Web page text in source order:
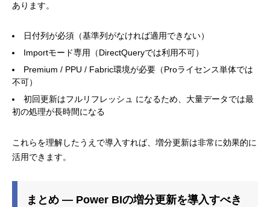
あります。
日付列が必須（基準列がなければ適用できない）
Importモード専用（DirectQueryでは利用不可）
Premium / PPU / Fabric環境が必要（Proライセンス単体では
不可）
初回更新はフルリフレッシュ になるため、大量データでは最
初の処理が長時間になる
これらを理解したうえで導入すれば、増分更新は非常に効果的に
活用できます。
まとめ ― Power BIの増分更新を導入すべき